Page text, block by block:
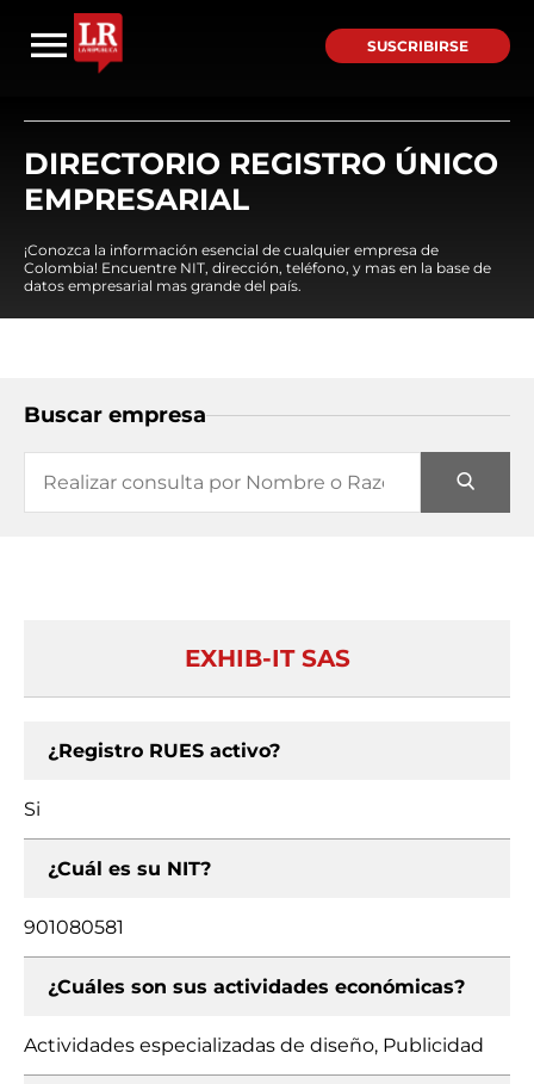
SUSCRIBIRSE
DIRECTORIO REGISTRO ÚNICO
EMPRESARIAL
¡Conozca la información esencial de cualquier empresa de
Colombia! Encuentre NIT, dirección, teléfono, y mas en la base de
datos empresarial mas grande del país.
Buscar empresa
EXHIB-IT SAS
¿Registro RUES activo?
Si
¿Cuál es su NIT?
901080581
¿Cuáles son sus actividades económicas?
Actividades especializadas de diseño, Publicidad